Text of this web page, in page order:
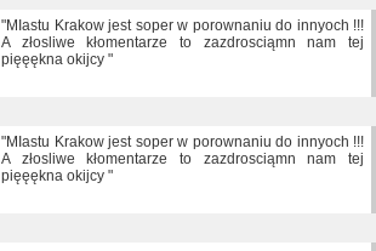
"MIastu Krakow jest soper w porownaniu do innyoch !!!
A złosliwe kłomentarze to zazdrosciąmn nam tej
pięęękna okijcy "
"MIastu Krakow jest soper w porownaniu do innyoch !!!
A złosliwe kłomentarze to zazdrosciąmn nam tej
pięęękna okijcy "